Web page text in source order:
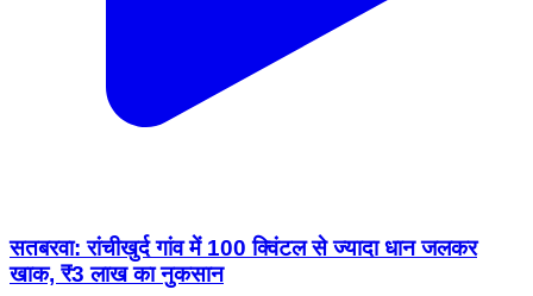
सतबरवा: रांचीखुर्द गांव में 100 क्विंटल से ज्यादा धान जलकर
खाक, ₹3 लाख का नुकसान